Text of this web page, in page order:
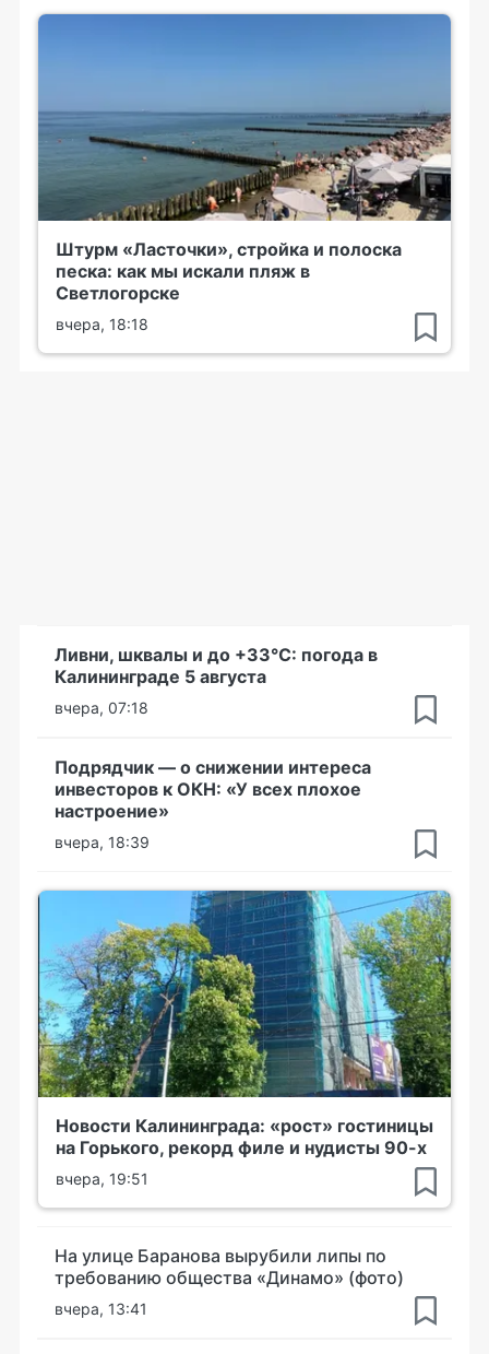
Штурм «Ласточки», стройка и полоска
песка: как мы искали пляж в
Светлогорске
вчера, 18:18
Ливни, шквалы и до +33°С: погода в
Калининграде 5 августа
вчера, 07:18
Подрядчик — о снижении интереса
инвесторов к ОКН: «У всех плохое
настроение»
вчера, 18:39
Новости Калининграда: «рост» гостиницы
на Горького, рекорд филе и нудисты 90-х
вчера, 19:51
На улице Баранова вырубили липы по
требованию общества «Динамо» (фото)
вчера, 13:41